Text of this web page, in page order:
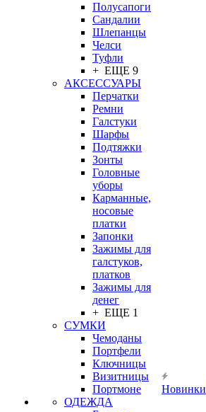
Полусапоги
Сандалии
Шлепанцы
Челси
Туфли
+ ЕЩЕ 9
АКСЕССУАРЫ
Перчатки
Ремни
Галстуки
Шарфы
Подтяжки
Зонты
Головные
уборы
Карманные,
носовые
платки
Запонки
Зажимы для
галстуков,
платков
Зажимы для
денег
+ ЕЩЕ 1
СУМКИ
Чемоданы
Портфели
Ключницы
Визитницы
Портмоне
ОДЕЖДА
Новинки